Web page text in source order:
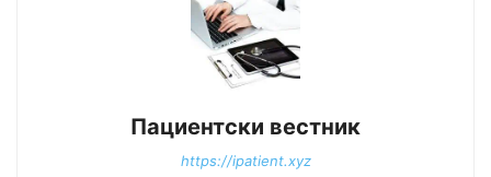
Пациентски вестник
https://ipatient.xyz